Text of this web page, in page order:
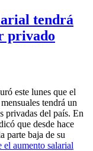
tendrá
privado
este lunes que el
tendrá un
privadas del país. En
que desde hace
parte baja de su
aumento salarial